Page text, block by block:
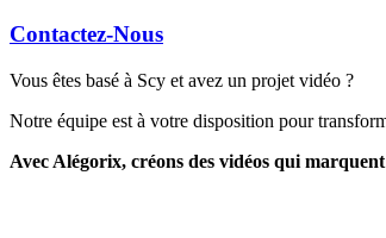
Contactez-Nous
Vous êtes basé à Scy et avez un projet vidéo ?
Notre équipe est à votre disposition pour
Avec Alégorix, créons des vidéos qui